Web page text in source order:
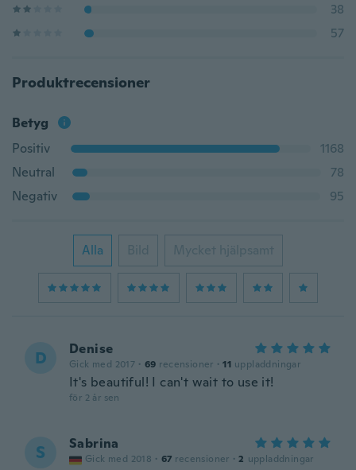
38
57
Produktrecensioner
Betyg
Positiv
1168
Neutral
78
Negativ
95
Alla Bild Mycket hjälpsamt
D Denise
Gick med 2017 · 69 recensioner · 11 uppladdningar
It's beautiful! I can't wait to use it!
för 2 år sen
S Sabrina
Gick med 2018 · 67 recensioner · 2 uppladdningar